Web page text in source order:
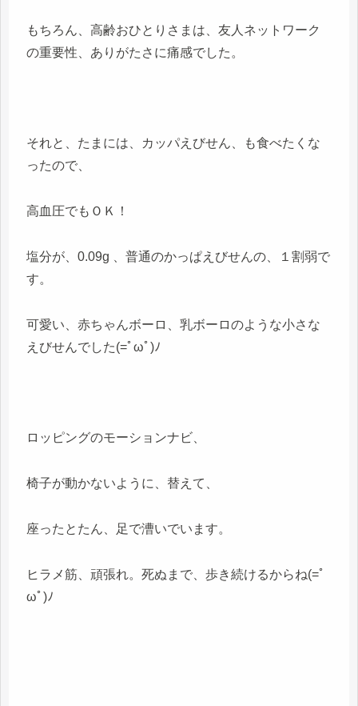
もちろん、高齢おひとりさまは、友人ネットワーク
の重要性、ありがたさに痛感でした。
それと、たまには、カッパえびせん、も食べたくな
ったので、
高血圧でもＯＫ！
塩分が、0.09g 、普通のかっぱえびせんの、１割弱で
す。
可愛い、赤ちゃんボーロ、乳ボーロのような小さな
えびせんでした(=ﾟωﾟ)ﾉ
ロッピングのモーションナビ、
椅子が動かないように、替えて、
座ったとたん、足で漕いでいます。
ヒラメ筋、頑張れ。死ぬまで、歩き続けるからね(=ﾟ
ωﾟ)ﾉ